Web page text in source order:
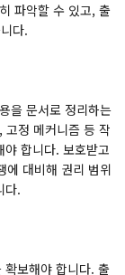
파악할 수 있고, 출
다.
을 문서로 정리하는
고정 메커니즘 등 작
합니다. 보호받고
에 대비해 권리 범위
다.
보해야 합니다. 출